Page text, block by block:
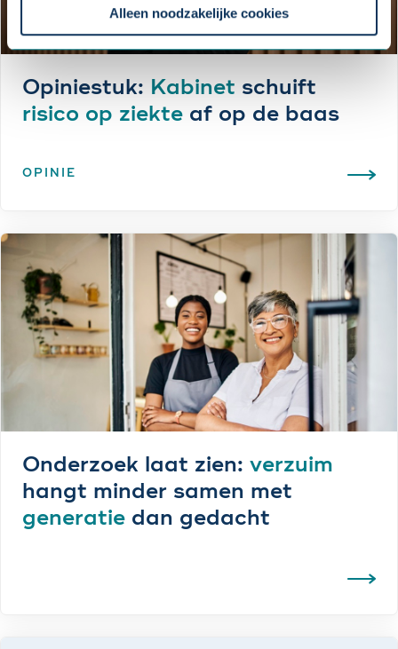
Alleen noodzakelijke cookies
Opiniestuk: Kabinet schuift
risico op ziekte af op de baas
OPINIE
Onderzoek laat zien: verzuim
hangt minder samen met
generatie dan gedacht